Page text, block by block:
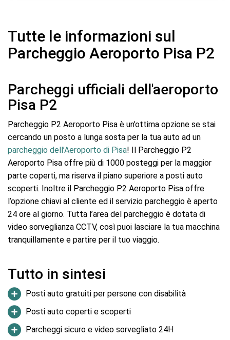
Tutte le informazioni sul
Parcheggio Aeroporto Pisa P2
Parcheggi ufficiali dell'aeroporto
Pisa P2
Parcheggio P2 Aeroporto Pisa è un’ottima opzione se stai
cercando un posto a lunga sosta per la tua auto ad un
parcheggio dell’Aeroporto di Pisa! Il Parcheggio P2
Aeroporto Pisa offre più di 1000 posteggi per la maggior
parte coperti, ma riserva il piano superiore a posti auto
scoperti. Inoltre il Parcheggio P2 Aeroporto Pisa offre
l’opzione chiavi al cliente ed il servizio parcheggio è aperto
24 ore al giorno. Tutta l’area del parcheggio è dotata di
video sorveglianza CCTV, così puoi lasciare la tua macchina
tranquillamente e partire per il tuo viaggio.
Tutto in sintesi
Posti auto gratuiti per persone con disabilità
Posti auto coperti e scoperti
Parcheggi sicuro e video sorvegliato 24H